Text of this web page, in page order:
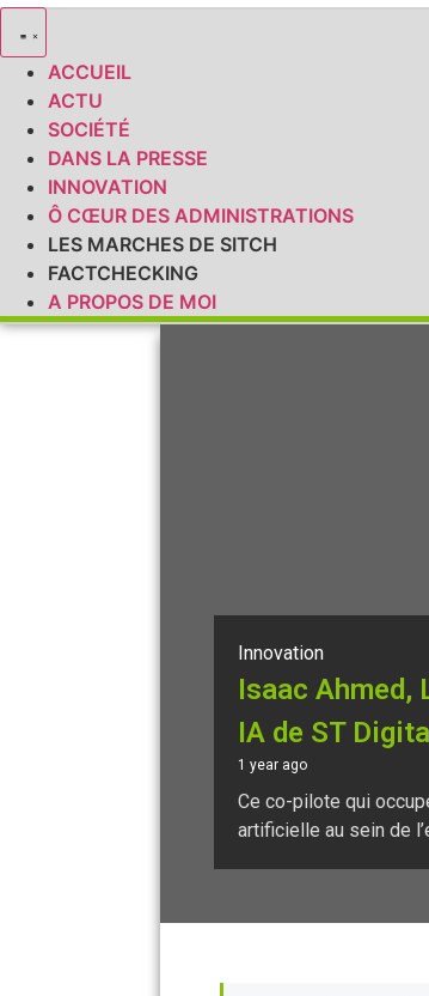
ACCUEIL
ACTU
SOCIÉTÉ
DANS LA PRESSE
INNOVATION
Ô CŒUR DES ADMINISTRATIONS
LES MARCHES DE SITCH
FACTCHECKING
A PROPOS DE MOI
Innovation
Isaac Ahmed,
IA de ST Digital
1 year ago
Ce co-pilote qui
artificielle au sein de